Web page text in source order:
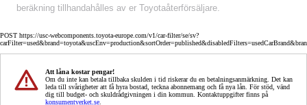
beräkning tillhandahålles av er Toyotaåterförsäljare.
POST https://usc-webcomponents.toyota-europe.com/v1/car-filter/se/sv?
Att låna kostar pengar!
Om du inte kan betala tillbaka skulden i tid riskerar du en betalningsanmärkning. Det kan
leda till svårigheter att få hyra bostad, teckna abonnemang och få nya lån. För stöd, vänd
dig till budget- och skuldrådgivningen i din kommun. Kontaktuppgifter finns på
konsumentverket.se